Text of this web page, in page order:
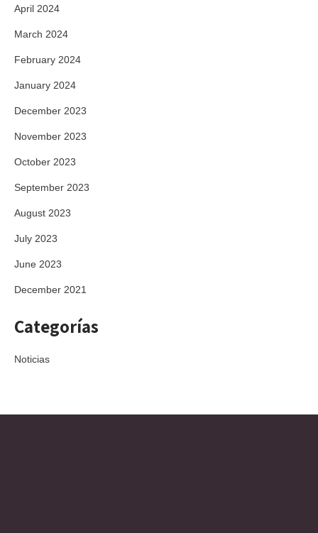
April 2024
March 2024
February 2024
January 2024
December 2023
November 2023
October 2023
September 2023
August 2023
July 2023
June 2023
December 2021
Categorías
Noticias